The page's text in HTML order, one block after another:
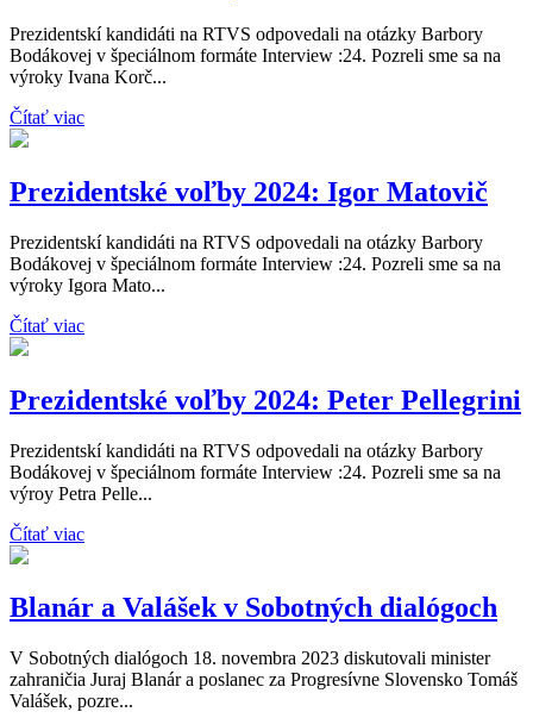
Prezidentskí kandidáti na RTVS odpovedali na otázky Barbory
Bodákovej v špeciálnom formáte Interview :24. Pozreli sme sa na
výroky Ivana Korč...
Čítať viac
Prezidentské voľby 2024: Igor Matovič
Prezidentskí kandidáti na RTVS odpovedali na otázky Barbory
Bodákovej v špeciálnom formáte Interview :24. Pozreli sme sa na
výroky Igora Mato...
Čítať viac
Prezidentské voľby 2024: Peter Pellegrini
Prezidentskí kandidáti na RTVS odpovedali na otázky Barbory
Bodákovej v špeciálnom formáte Interview :24. Pozreli sme sa na
výroy Petra Pelle...
Čítať viac
Blanár a Valášek v Sobotných dialógoch
V Sobotných dialógoch 18. novembra 2023 diskutovali minister
zahraničia Juraj Blanár a poslanec za Progresívne Slovensko Tomáš
Valášek, pozre...